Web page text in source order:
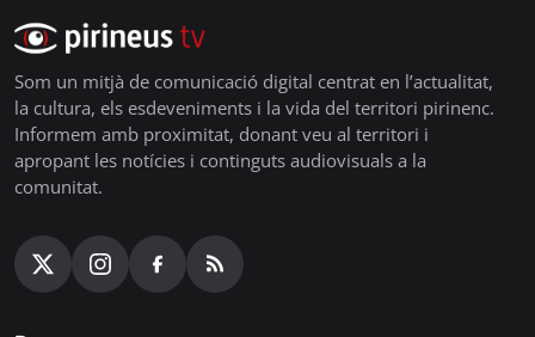
Som un mitjà de comunicació digital centrat en l’actualitat,
la cultura, els esdeveniments i la vida del territori pirinenc.
Informem amb proximitat, donant veu al territori i
apropant les notícies i continguts audiovisuals a la
comunitat.